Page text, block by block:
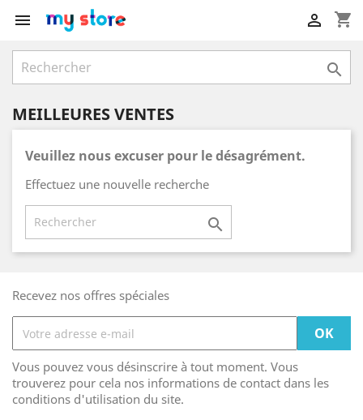
 shopping_cart


MEILLEURES VENTES
Veuillez nous excuser pour le désagrément.
Effectuez une nouvelle recherche

Recevez nos offres spéciales
Vous pouvez vous désinscrire à tout moment. Vous
trouverez pour cela nos informations de contact dans les
conditions d'utilisation du site.